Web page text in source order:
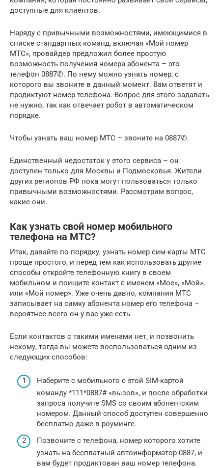
доступные для клиентов.
Наряду с привычными возможностями, имеющимися в
списке стандартных команд, включая «Мой номер
МТС», провайдер предложил более простую
возможность получения номера абонента – это
телефон 0887✆. По нему можно узнать номер, с
которого вы звоните в данный момент. Вам ответят и
продиктуют номер телефона. Вопрос для этого задавать
не нужно, так как отвечает робот в автоматическом
порядке.
Чтобы узнать ваш номер МТС – звоните на 0887✆.
Единственный недостаток у этого сервиса – он
доступен только для Москвы и Подмосковья. Жители
других регионов РФ пока могут пользоваться только
привычными возможностями. Рассмотрим вопрос,
какие они.
Как узнать свой номер мобильного
телефона на МТС?
Итак, давайте по порядку, узнать номер сим-карты МТС
проще простого, и перед тем как использовать другие
способы откройте телефонную книгу в своем
мобильном и поищите контакт с именем «Мое», «Мой»,
или «Мой номер». Уже очень давно, компания МТС
записывает на симку абонента номер его телефона –
вероятнее всего он у вас уже есть
Если контактов с такими именами нет, и позвонить
некому, тогда вы можете воспользоваться одним из
следующих способов:
Наберите с мобильного с этой SIM-картой
команду *111*0887# «вызов», и после обработки
запроса получите SMS со своим абонентским
номером. Данный способ доступен совершенно
бесплатно даже в роуминге.
Позвоните с телефона, номер которого хотите
узнать на бесплатный автоинформатор 0887, и
вам будет продиктован ваш номер телефона.